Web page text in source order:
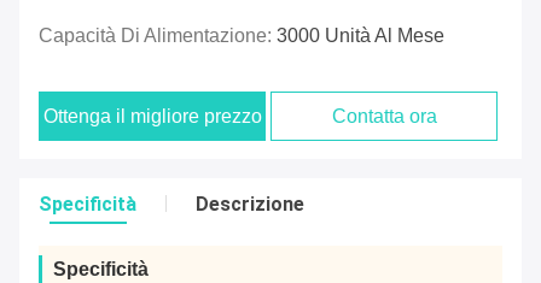
Capacità Di Alimentazione: 3000 Unità Al Mese
Ottenga il migliore prezzo Contatta ora
Specificità Descrizione
Specificità